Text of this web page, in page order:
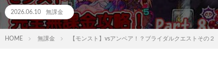
2026.06.10 無課金
HOME 無課金 【モンスト】vsアンペア！？ブライダルクエストその